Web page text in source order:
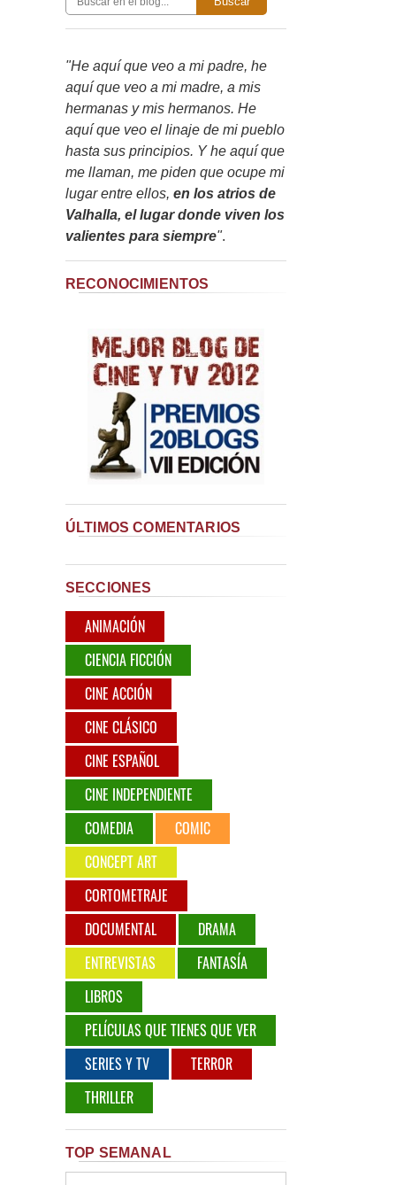
"He aquí que veo a mi padre, he
aquí que veo a mi madre, a mis
hermanas y mis hermanos. He
aquí que veo el linaje de mi pueblo
hasta sus principios. Y he aquí que
me llaman, me piden que ocupe mi
lugar entre ellos, en los atrios de
Valhalla, el lugar donde viven los
valientes para siempre".
RECONOCIMIENTOS
ÚLTIMOS COMENTARIOS
SECCIONES
ANIMACIÓN
CIENCIA FICCIÓN
CINE ACCIÓN
CINE CLÁSICO
CINE ESPAÑOL
CINE INDEPENDIENTE
COMEDIA
COMIC
CONCEPT ART
CORTOMETRAJE
DOCUMENTAL
DRAMA
ENTREVISTAS
FANTASÍA
LIBROS
PELÍCULAS QUE TIENES QUE VER
SERIES Y TV
TERROR
THRILLER
TOP SEMANAL